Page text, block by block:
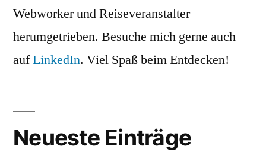
Webworker und Reiseveranstalter
herumgetrieben. Besuche mich gerne auch
aufLinkedIn. Viel Spaß beim Entdecken!
Neueste Einträge